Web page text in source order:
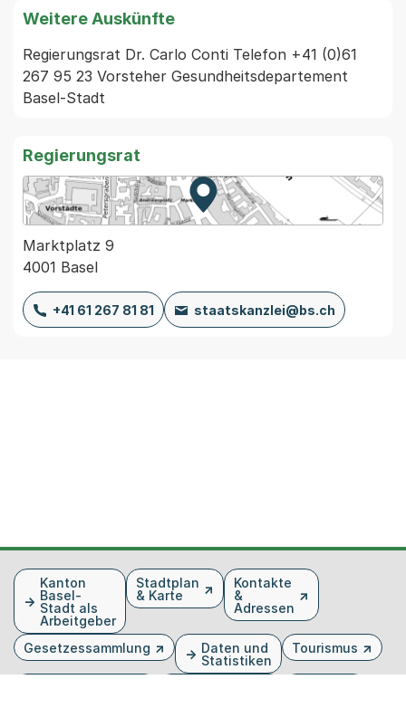
Weitere Auskünfte
Regierungsrat Dr. Carlo Conti Telefon +41 (0)61
267 95 23 Vorsteher Gesundheitsdepartement
Basel-Stadt
Regierungsrat
Zur Karte von MapBS.
Externer Link, wird in einem
Marktplatz 9
4001 Basel
+41 61 267 81 81 staatskanzlei@bs.ch
FusszeileKanton
Basel-
Stadt als
Arbeitgeber
Stadtplan
& Karte
Kontakte
&
Adressen
Gesetzessammlung
Daten und
Statistiken
Tourismus